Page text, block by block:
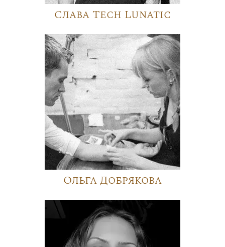
Слава Tech Lunatic
Ольга Добрякова